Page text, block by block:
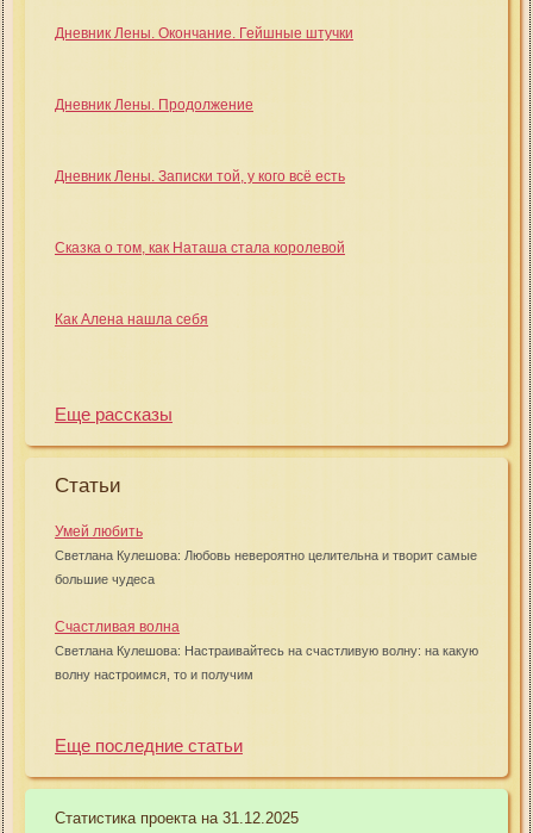
Дневник Лены. Окончание. Гейшные штучки
Дневник Лены. Продолжение
Дневник Лены. Записки той, у кого всё есть
Сказка о том, как Наташа стала королевой
Как Алена нашла себя
Еще рассказы
Статьи
Умей любить
Светлана Кулешова: Любовь невероятно целительна и творит самые
большие чудеса
Счастливая волна
Светлана Кулешова: Настраивайтесь на счастливую волну: на какую
волну настроимся, то и получим
Еще последние статьи
Статистика проекта на 31.12.2025